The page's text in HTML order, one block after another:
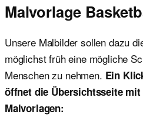
Malvorlage
Unsere Malbilder sollen dazu
möglichst früh eine mögliche
Menschen zu nehmen. Ein
öffnet die Übersichtsseite
Malvorlagen: